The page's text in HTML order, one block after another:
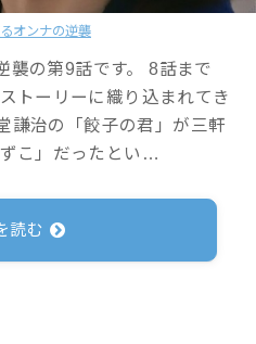
オンナの逆襲
襲の第9話です。 8話まで
トーリーに織り込まれてき
謙治の「餃子の君」が三軒
こ」だったとい…
読む